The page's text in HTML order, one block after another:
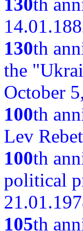
130th
the
October
100th
Lev
100th
political
105th